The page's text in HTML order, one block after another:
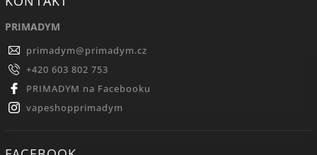
PRIMADYM
primadym@primadym.cz
+420 603 802 753
PRIMADYM na Facebooku
vapeshopprimadym